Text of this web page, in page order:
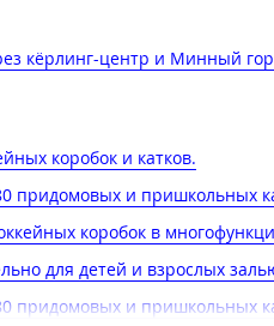
кёрлинг-центр и Минный
коробок и катков​.
придомовых и пришкольных
коробок в
для детей и взрослых
придомовых и пришкольных